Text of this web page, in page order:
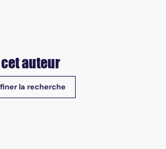
auteur
la recherche